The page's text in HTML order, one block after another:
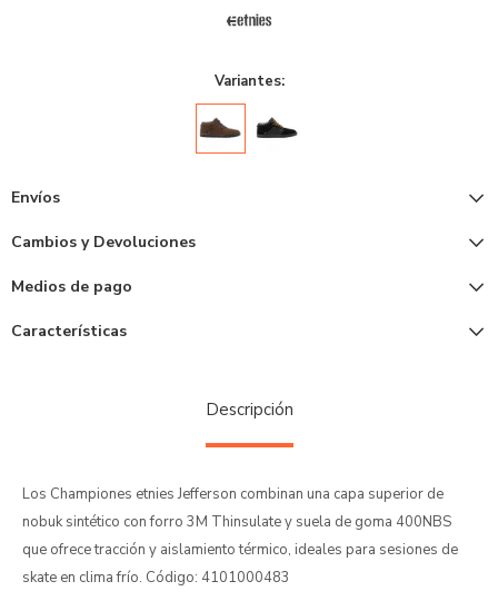
Variantes:
Envíos
Cambios y Devoluciones
Medios de pago
Características
Descripción
Los Championes etnies Jefferson combinan una capa superior de
nobuk sintético con forro 3M Thinsulate y suela de goma 400NBS
que ofrece tracción y aislamiento térmico, ideales para sesiones de
skate en clima frío. Código: 4101000483